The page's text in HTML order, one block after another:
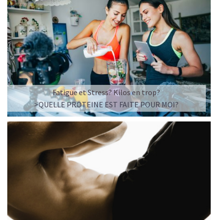
Fatigue et Stress? Kilos en trop?
>QUELLE PROTEINE EST FAITE POUR MOI?